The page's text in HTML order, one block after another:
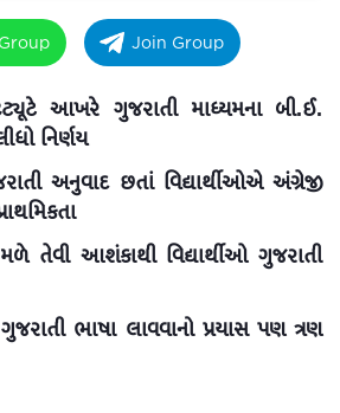
Join Group
આખરે ગુજરાતી માધ્યમના બી.ઈ.
નિર્ણય
અનુવાદ છતાં વિદ્યાર્થીઓએ અંગ્રેજી
તેવી આશંકાથી વિદ્યાર્થીઓ ગુજરાતી
ભાષા લાવવાનો પ્રયાસ પણ ત્રણ